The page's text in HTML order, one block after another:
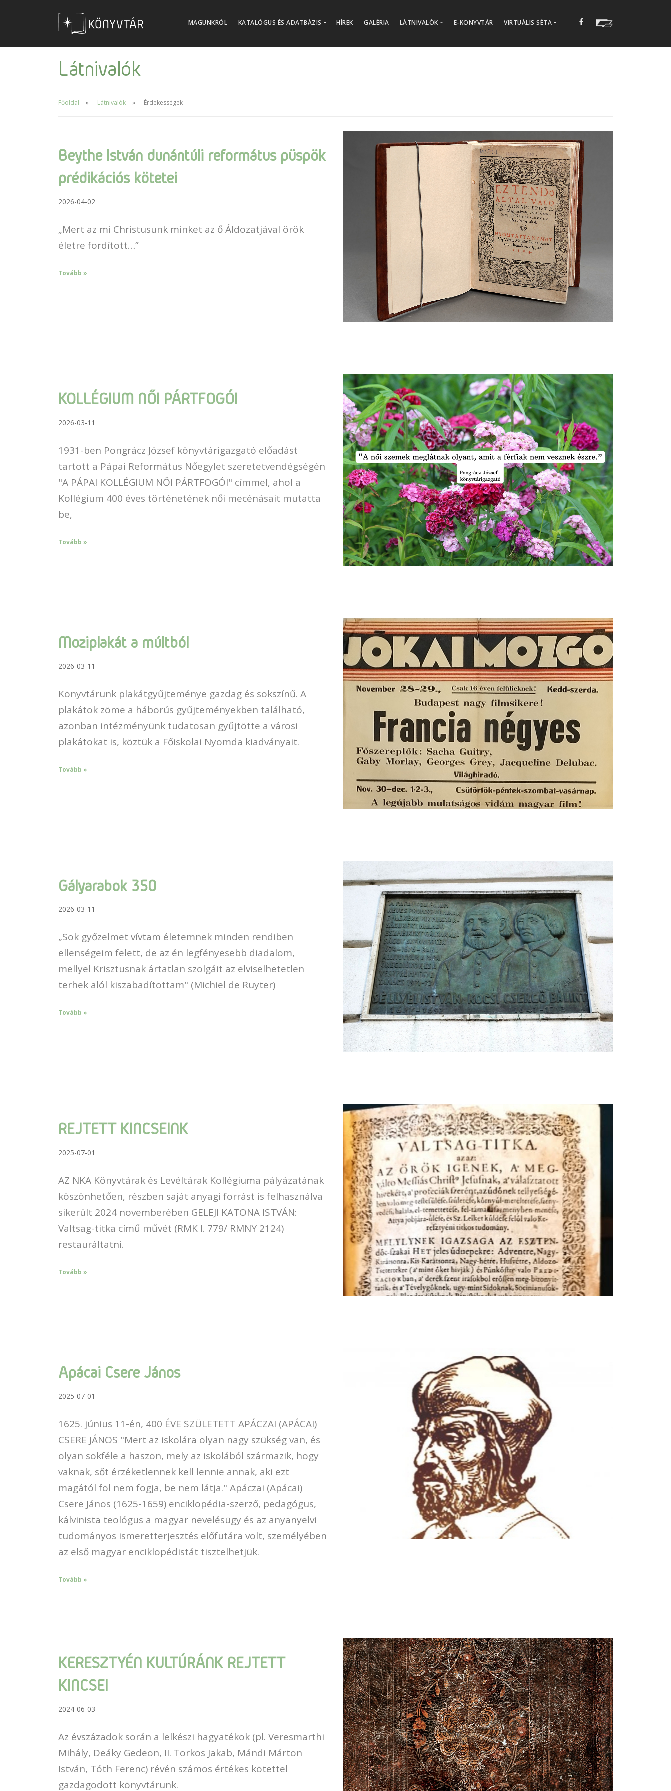
MAGUNKRÓL KATALÓGUS ÉS ADATBÁZIS HÍREK GALÉRIA LÁTNIVALÓK E-KÖNYVTÁR VIRTUÁLIS SÉTA
Látnivalók
Főoldal Látnivalók Érdekességek
Beythe István dunántúli református püspök
prédikációs kötetei
2026-04-02
„Mert az mi Christusunk minket az ő Áldozatjával örök
életre fordított…”
Tovább »
KOLLÉGIUM NŐI PÁRTFOGÓI
2026-03-11
1931-ben Pongrácz József könyvtárigazgató előadást
tartott a Pápai Református Nőegylet szeretetvendégségén
"A PÁPAI KOLLÉGIUM NŐI PÁRTFOGÓI" címmel, ahol a
Kollégium 400 éves történetének női mecénásait mutatta
be,
Tovább »
Moziplakát a múltból
2026-03-11
Könyvtárunk plakátgyűjteménye gazdag és sokszínű. A
plakátok zöme a háborús gyűjteményekben található,
azonban intézményünk tudatosan gyűjtötte a városi
plakátokat is, köztük a Főiskolai Nyomda kiadványait.
Tovább »
Gályarabok 350
2026-03-11
„Sok győzelmet vívtam életemnek minden rendiben
ellenségeim felett, de az én legfényesebb diadalom,
mellyel Krisztusnak ártatlan szolgáit az elviselhetetlen
terhek alól kiszabadítottam" (Michiel de Ruyter)
Tovább »
REJTETT KINCSEINK
2025-07-01
AZ NKA Könyvtárak és Levéltárak Kollégiuma pályázatának
köszönhetően, részben saját anyagi forrást is felhasználva
sikerült 2024 novemberében GELEJI KATONA ISTVÁN:
Valtsag-titka című művét (RMK I. 779/ RMNY 2124)
restauráltatni.
Tovább »
Apácai Csere János
2025-07-01
1625. június 11-én, 400 ÉVE SZÜLETETT APÁCZAI (APÁCAI)
CSERE JÁNOS "Mert az iskolára olyan nagy szükség van, és
olyan sokféle a haszon, mely az iskolából származik, hogy
vaknak, sőt érzéketlennek kell lennie annak, aki ezt
magától föl nem fogja, be nem látja." Apáczai (Apácai)
Csere János (1625-1659) enciklopédia-szerző, pedagógus,
kálvinista teológus a magyar nevelésügy és az anyanyelvi
tudományos ismeretterjesztés előfutára volt, személyében
az első magyar enciklopédistát tisztelhetjük.
Tovább »
KERESZTYÉN KULTÚRÁNK REJTETT
KINCSEI
2024-06-03
Az évszázadok során a lelkészi hagyatékok (pl. Veresmarthi
Mihály, Deáky Gedeon, II. Torkos Jakab, Mándi Márton
István, Tóth Ferenc) révén számos értékes kötettel
gazdagodott könyvtárunk.